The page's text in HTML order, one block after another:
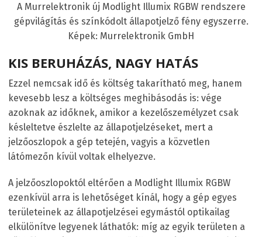
A Murrelektronik új Modlight Illumix RGBW rendszere
gépvilágítás és színkódolt állapotjelző fény egyszerre.
Képek: Murrelektronik GmbH
KIS BERUHÁZÁS, NAGY HATÁS
Ezzel nemcsak idő és költség takarítható meg, hanem
kevesebb lesz a költséges meghibásodás is: vége
azoknak az időknek, amikor a kezelőszemélyzet csak
késleltetve észlelte az állapotjelzéseket, mert a
jelzőoszlopok a gép tetején, vagyis a közvetlen
látómezőn kívül voltak elhelyezve.
A jelzőoszlopoktól eltérően a Modlight Illumix RGBW
ezenkívül arra is lehetőséget kínál, hogy a gép egyes
területeinek az állapotjelzései egymástól optikailag
elkülönítve legyenek láthatók: míg az egyik területen a